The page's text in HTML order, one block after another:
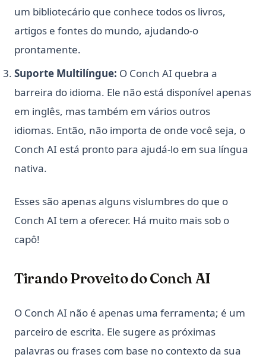
um bibliotecário que conhece todos os livros,
artigos e fontes do mundo, ajudando-o
prontamente.
Suporte Multilíngue: O Conch AI quebra a
barreira do idioma. Ele não está disponível apenas
em inglês, mas também em vários outros
idiomas. Então, não importa de onde você seja, o
Conch AI está pronto para ajudá-lo em sua língua
nativa.
Esses são apenas alguns vislumbres do que o
Conch AI tem a oferecer. Há muito mais sob o
capô!
Tirando Proveito do Conch AI
O Conch AI não é apenas uma ferramenta; é um
parceiro de escrita. Ele sugere as próximas
palavras ou frases com base no contexto da sua